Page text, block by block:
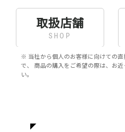
取扱店舗
SHOP
※ 当社から個人のお客様に向けての
で、 商品の購入をご希望の際は、お
い。